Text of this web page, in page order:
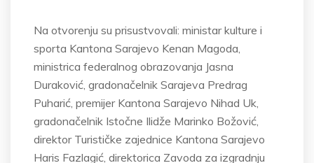
Na otvorenju su prisustvovali: ministar kulture i
sporta Kantona Sarajevo Kenan Magoda,
ministrica federalnog obrazovanja Jasna
Duraković, gradonačelnik Sarajeva Predrag
Puharić, premijer Kantona Sarajevo Nihad Uk,
gradonačelnik Istočne Ilidže Marinko Božović,
direktor Turističke zajednice Kantona Sarajevo
Haris Fazlagić, direktorica Zavoda za izgradnju